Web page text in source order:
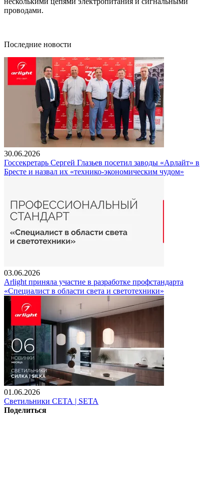
проводами.
Последние новости
30.06.2026
Госсекретарь Сергей Глазьев посетил заводы «Арлайт» в
Бресте и назвал их «технико-экономическим чудом»
03.06.2026
Arlight приняла участие в разработке профстандарта
«Специалист в области света и светотехники»
01.06.2026
Светильники СЕТА | SETA
Поделиться